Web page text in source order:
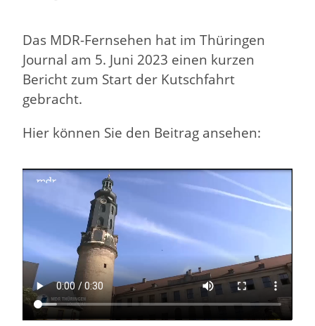
Das MDR-Fernsehen hat im Thüringen
Journal am 5. Juni 2023 einen kurzen
Bericht zum Start der Kutschfahrt
gebracht.
Hier können Sie den Beitrag ansehen: